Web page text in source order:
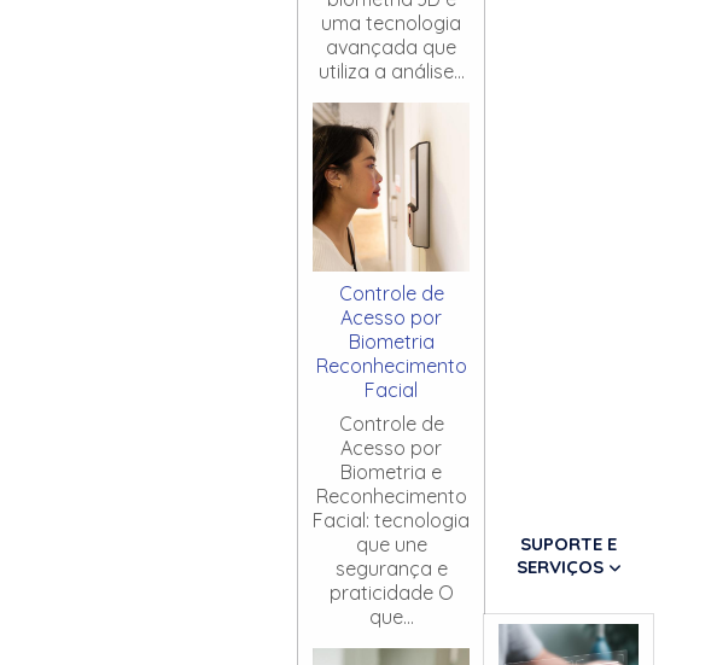
uma tecnologia
avançada que
utiliza a análise...
Controle de
Acesso por
Biometria
Reconhecimento
Facial
Controle de
Acesso por
Biometria e
Reconhecimento
Facial: tecnologia
que une
segurança e
praticidade O
que...
SUPORTE E
SERVIÇOS